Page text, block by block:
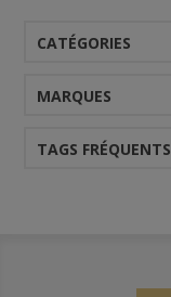
CATÉGORIES
MARQUES
TAGS FRÉQUENTS